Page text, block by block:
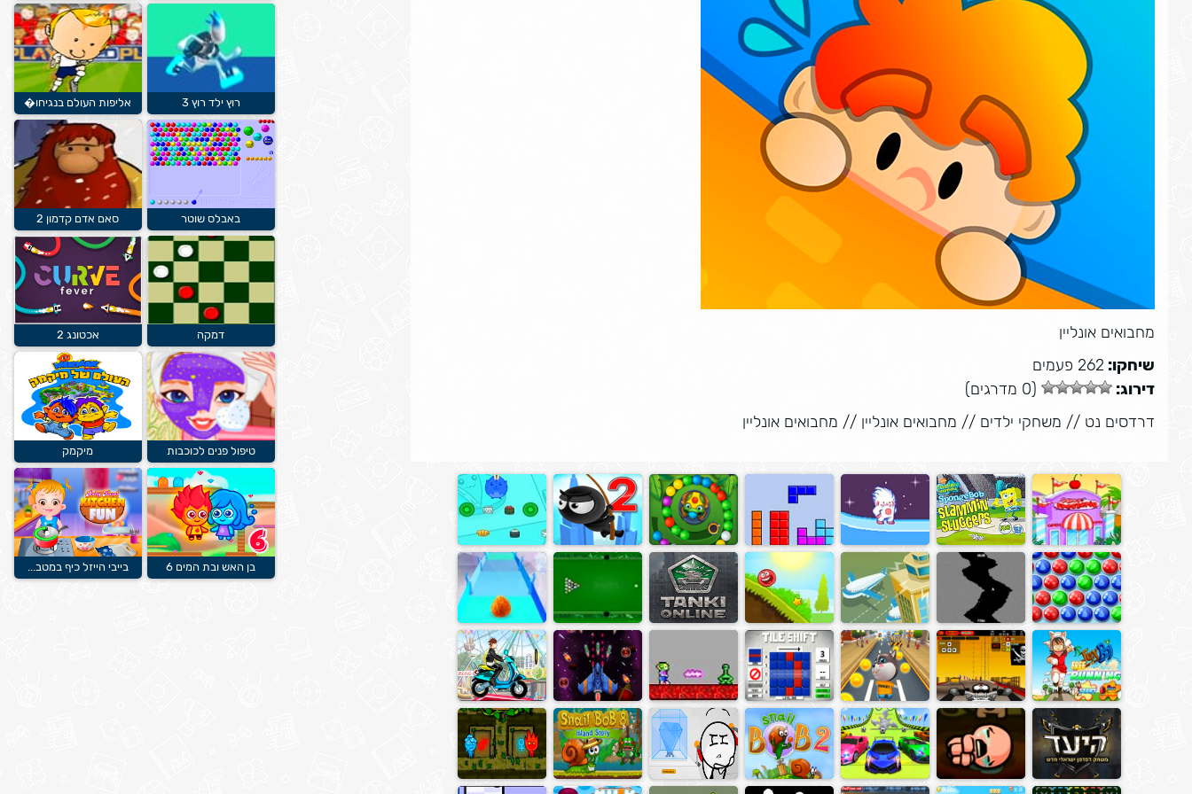
מחבואים אונליין
שיחקו: 262 פעמים
דירוג:
(0 מדרגים)
דרדסים נט // משחקי ילדים // מחבואים אונליין // מחבואים אונליין
רוץ ילד רוץ 3 אליפות העולם בנגיחו�
באבלס שוטר סאם אדם קדמון 2
דמקה אכטונג 2
טיפול פנים לכוכבות מיקמק
בן האש ובת המים 6 בייבי הייזל כיף במטב...